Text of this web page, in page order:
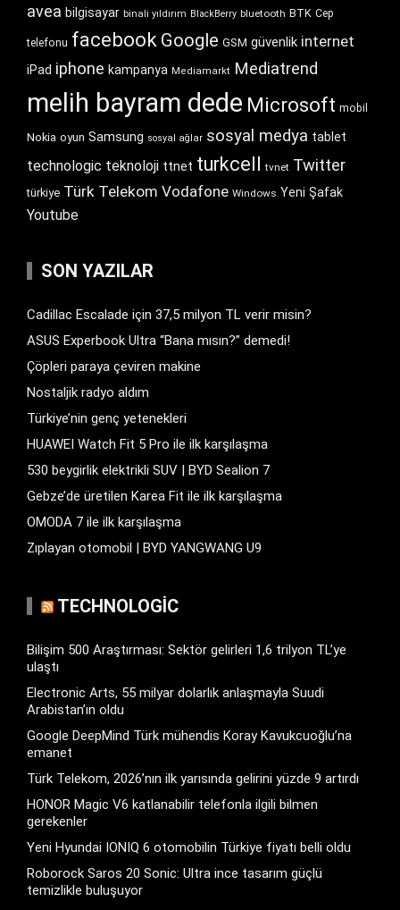
avea bilgisayar binali yıldırım BlackBerry bluetooth BTK Cep
telefonu facebook Google GSM güvenlik internet
iPad iphone kampanya Mediamarkt Mediatrend
melih bayram dede Microsoft mobil
Nokia oyun Samsung sosyal ağlar sosyal medya tablet
technologic teknoloji ttnet turkcell tvnet Twitter
türkiye Türk Telekom Vodafone Windows Yeni Şafak
Youtube
SON YAZILAR
Cadillac Escalade için 37,5 milyon TL verir misin?
ASUS Experbook Ultra “Bana mısın?” demedi!
Çöpleri paraya çeviren makine
Nostaljik radyo aldım
Türkiye’nin genç yetenekleri
HUAWEI Watch Fit 5 Pro ile ilk karşılaşma
530 beygirlik elektrikli SUV | BYD Sealion 7
Gebze’de üretilen Karea Fit ile ilk karşılaşma
OMODA 7 ile ilk karşılaşma
Zıplayan otomobil | BYD YANGWANG U9
TECHNOLOGIC
Bilişim 500 Araştırması: Sektör gelirleri 1,6 trilyon TL’ye
ulaştı
Electronic Arts, 55 milyar dolarlık anlaşmayla Suudi
Arabistan’ın oldu
Google DeepMind Türk mühendis Koray Kavukcuoğlu’na
emanet
Türk Telekom, 2026’nın ilk yarısında gelirini yüzde 9 artırdı
HONOR Magic V6 katlanabilir telefonla ilgili bilmen
gerekenler
Yeni Hyundai IONIQ 6 otomobilin Türkiye fiyatı belli oldu
Roborock Saros 20 Sonic: Ultra ince tasarım güçlü
temizlikle buluşuyor